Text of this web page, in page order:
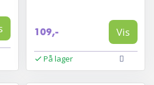
109,- Vis
På lager